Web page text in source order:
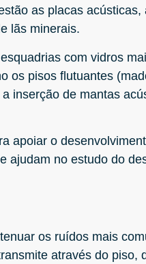
as placas
lãs minerais.
com vidros
os pisos flutuantes
inserção de mantas
apoiar o
ajudam no estudo do
os ruídos mais
através do piso,